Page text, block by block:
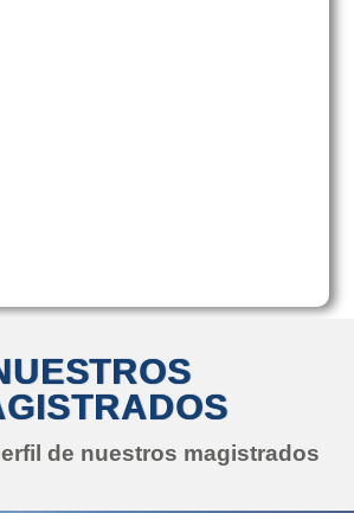
de nuestros magistrados